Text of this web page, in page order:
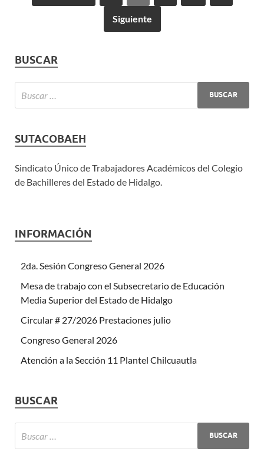
Siguiente
BUSCAR
SUTACOBAEH
Sindicato Único de Trabajadores Académicos del Colegio
de Bachilleres del Estado de Hidalgo.
INFORMACIÓN
2da. Sesión Congreso General 2026
Mesa de trabajo con el Subsecretario de Educación
Media Superior del Estado de Hidalgo
Circular # 27/2026 Prestaciones julio
Congreso General 2026
Atención a la Sección 11 Plantel Chilcuautla
BUSCAR